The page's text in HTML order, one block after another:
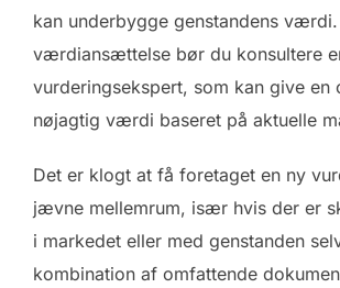
kan underbygge genstandens
værdiansættelse bør du konsultere
vurderingsekspert, som kan give en
nøjagtig værdi baseret på aktuelle
Det er klogt at få foretaget en ny
jævne mellemrum, især hvis der er
i markedet eller med genstanden
kombination af omfattende